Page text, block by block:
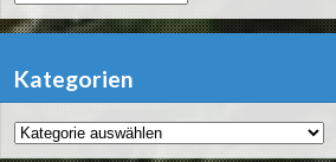
Kategorien
Kategorien